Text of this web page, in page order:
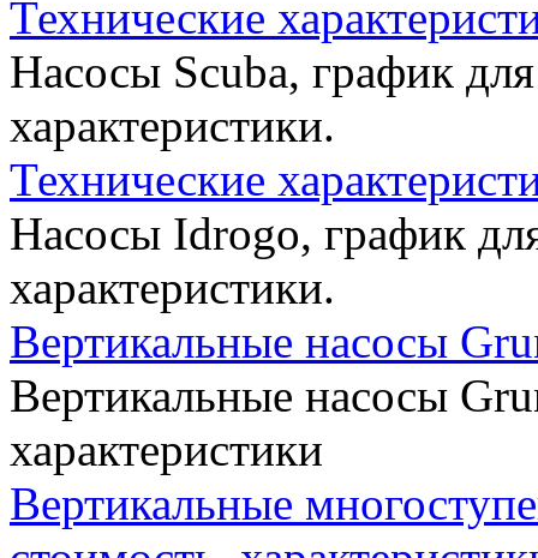
Технические
Насосы Scuba, график
характеристики.
Технические
Насосы Idrogo, график
характеристики.
Вертикальные насосы
Вертикальные насосы
характеристики
Вертикальные